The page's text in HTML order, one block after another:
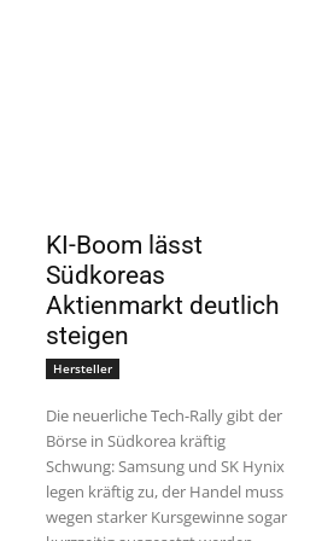
KI-Boom lässt
Südkoreas
Aktienmarkt deutlich
steigen
Hersteller
Die neuerliche Tech-Rally gibt der
Börse in Südkorea kräftig
Schwung: Samsung und SK Hynix
legen kräftig zu, der Handel muss
wegen starker Kursgewinne sogar